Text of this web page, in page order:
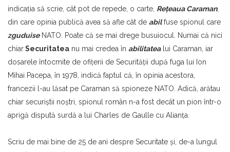
indicaţia să scrie, cât pot de repede, o carte, Rețeaua Caraman,
din care opinia publică avea să afle cât de abilfuse spionul care
zguduiseNATO. Poate că se mai drege busuiocul. Numai că nici
chiarSecuritatea nu mai credea în abilitatealui Caraman, iar
dosarele întocmite de ofiţerii de Securităţii după fuga lui Ion
Mihai Pacepa, în 1978, indică faptul că, în opinia acestora,
francezii l-au lăsat pe Caraman să spioneze NATO. Adică, arătau
chiar securiştii noştri, spionul român n-a fost decât un pion într-o
aprigă dispută surdă a lui Charles de Gaulle cu Alianţa.
Scriu de mai bine de 25 de ani despre Securitate şi, de-a lungul